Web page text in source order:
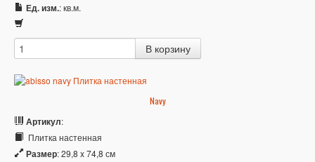
Ед. изм.: кв.м.
Navy
Артикул:
Плитка настенная
Размер: 29,8 x 74,8 см